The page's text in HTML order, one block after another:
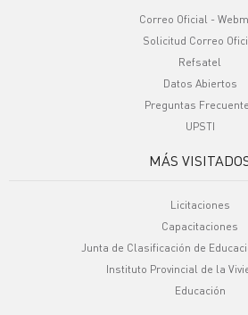
Correo Oficial -
Solicitud Correo
Refsatel
Datos Abiertos
Preguntas
UPSTI
MÁS
Licitaciones
Capacitaciones
Junta de Clasificación de
Instituto Provincial de la
Educación